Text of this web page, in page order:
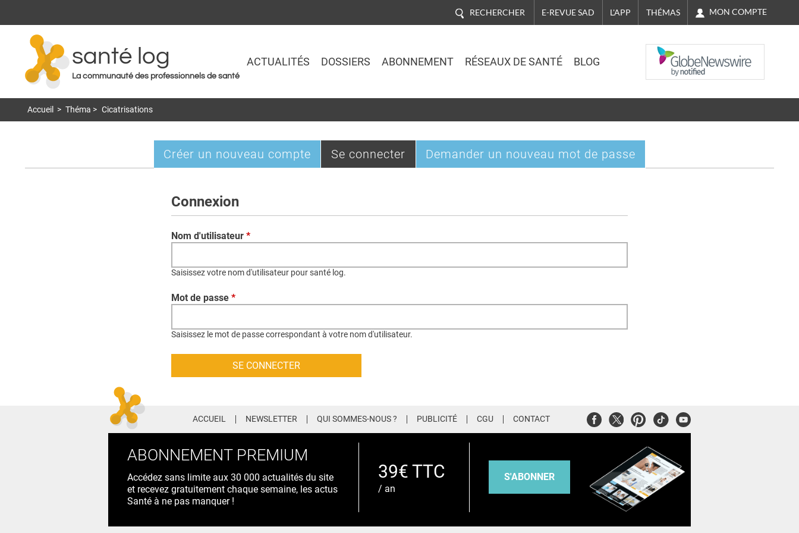
RECHERCHER E-REVUE SAD L'APP THÉMAS MON COMPTE
santé log
La communauté des professionnels de santé
ACTUALITÉS DOSSIERS ABONNEMENT RÉSEAUX DE SANTÉ BLOG
NASDAQ
Accueil > Théma > Cicatrisations
Onglets
Créer un nouveau compte Se connecter (onglet
actif)
Demander un nouveau mot de passe
Connexion
Nom d'utilisateur *
Saisissez votre nom d'utilisateur pour santé log.
Mot de passe *
Saisissez le mot de passe correspondant à votre nom d'utilisateur.
ACCUEIL NEWSLETTER QUI SOMMES-NOUS ? PUBLICITÉ CGU CONTACT FacebookTwitterPinterest
TiktokYoutube
ABONNEMENT PREMIUM
Accédez sans limite aux 30 000 actualités du site
et recevez gratuitement chaque semaine, les actus
Santé à ne pas manquer !
39€ TTC
/ an
S'ABONNER